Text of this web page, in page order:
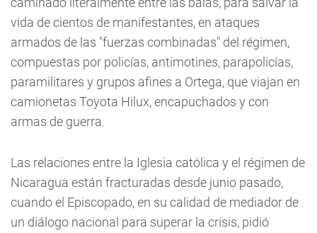
vida de cientos de manifestantes, en ataques
armados de las "fuerzas combinadas" del régimen,
compuestas por policías, antimotines, parapolicías,
paramilitares y grupos afines a Ortega, que viajan en
camionetas Toyota Hilux, encapuchados y con
armas de guerra.
Las relaciones entre la Iglesia católica y el régimen de
Nicaragua están fracturadas desde junio pasado,
cuando el Episcopado, en su calidad de mediador de
un diálogo nacional para superar la crisis, pidió